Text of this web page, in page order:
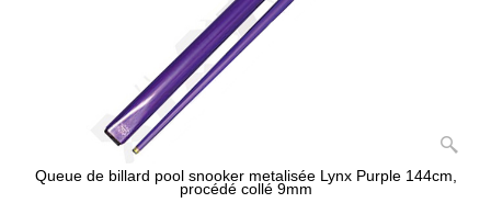
Queue de billard pool snooker metalisée Lynx Purple 144cm,
procédé collé 9mm